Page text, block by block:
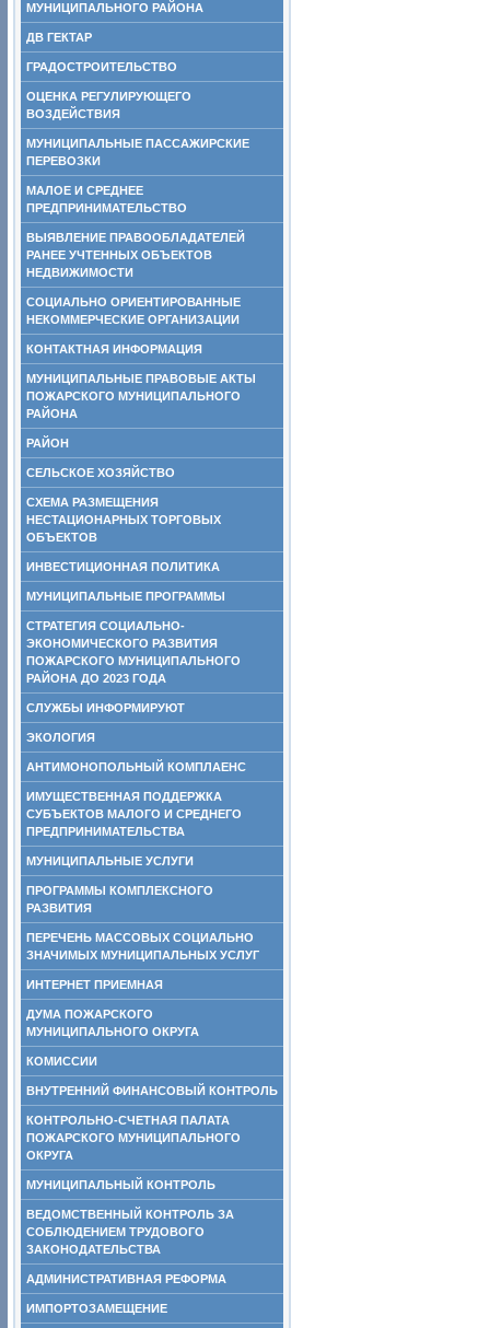
МУНИЦИПАЛЬНОГО РАЙОНА
ДВ ГЕКТАР
ГРАДОСТРОИТЕЛЬСТВО
ОЦЕНКА РЕГУЛИРУЮЩЕГО
ВОЗДЕЙСТВИЯ
МУНИЦИПАЛЬНЫЕ ПАССАЖИРСКИЕ
ПЕРЕВОЗКИ
МАЛОЕ И СРЕДНЕЕ
ПРЕДПРИНИМАТЕЛЬСТВО
ВЫЯВЛЕНИЕ ПРАВООБЛАДАТЕЛЕЙ
РАНЕЕ УЧТЕННЫХ ОБЪЕКТОВ
НЕДВИЖИМОСТИ
СОЦИАЛЬНО ОРИЕНТИРОВАННЫЕ
НЕКОММЕРЧЕСКИЕ ОРГАНИЗАЦИИ
КОНТАКТНАЯ ИНФОРМАЦИЯ
МУНИЦИПАЛЬНЫЕ ПРАВОВЫЕ АКТЫ
ПОЖАРСКОГО МУНИЦИПАЛЬНОГО
РАЙОНА
РАЙОН
СЕЛЬСКОЕ ХОЗЯЙСТВО
СХЕМА РАЗМЕЩЕНИЯ
НЕСТАЦИОНАРНЫХ ТОРГОВЫХ
ОБЪЕКТОВ
ИНВЕСТИЦИОННАЯ ПОЛИТИКА
МУНИЦИПАЛЬНЫЕ ПРОГРАММЫ
СТРАТЕГИЯ СОЦИАЛЬНО-
ЭКОНОМИЧЕСКОГО РАЗВИТИЯ
ПОЖАРСКОГО МУНИЦИПАЛЬНОГО
РАЙОНА ДО 2023 ГОДА
СЛУЖБЫ ИНФОРМИРУЮТ
ЭКОЛОГИЯ
АНТИМОНОПОЛЬНЫЙ КОМПЛАЕНС
ИМУЩЕСТВЕННАЯ ПОДДЕРЖКА
СУБЪЕКТОВ МАЛОГО И СРЕДНЕГО
ПРЕДПРИНИМАТЕЛЬСТВА
МУНИЦИПАЛЬНЫЕ УСЛУГИ
ПРОГРАММЫ КОМПЛЕКСНОГО
РАЗВИТИЯ
ПЕРЕЧЕНЬ МАССОВЫХ СОЦИАЛЬНО
ЗНАЧИМЫХ МУНИЦИПАЛЬНЫХ УСЛУГ
ИНТЕРНЕТ ПРИЕМНАЯ
ДУМА ПОЖАРСКОГО
МУНИЦИПАЛЬНОГО ОКРУГА
КОМИССИИ
ВНУТРЕННИЙ ФИНАНСОВЫЙ КОНТРОЛЬ
КОНТРОЛЬНО-СЧЕТНАЯ ПАЛАТА
ПОЖАРСКОГО МУНИЦИПАЛЬНОГО
ОКРУГА
МУНИЦИПАЛЬНЫЙ КОНТРОЛЬ
ВЕДОМСТВЕННЫЙ КОНТРОЛЬ ЗА
СОБЛЮДЕНИЕМ ТРУДОВОГО
ЗАКОНОДАТЕЛЬСТВА
АДМИНИСТРАТИВНАЯ РЕФОРМА
ИМПОРТОЗАМЕЩЕНИЕ